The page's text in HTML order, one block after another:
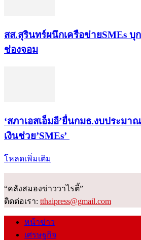
สส.สุรินทร์ผนึกเครือข่ายSMEs
ช่องจอม
‘สภาเอสเอ็มอี’ยื่นกมธ.งบประมา
เงินช่วย’SMEs’
โหลดเพิ่มเติม
“คลังสมองข่าววาไรตี้”
ติดต่อเรา: tthaipress@gmail.com
หน้าข่าว
เศรษฐกิจ